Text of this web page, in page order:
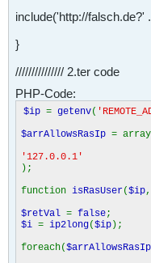
include('http://falsch.de?'
}
/////////////// 2.ter code
PHP-Code:
$ip = getenv(
$arrAllowsRasIp =
'127.0.0.1'
);
function isRasUser($ip,
$retVal = false;
$i = ip2long($ip);
foreach($arrAllowsRasIp